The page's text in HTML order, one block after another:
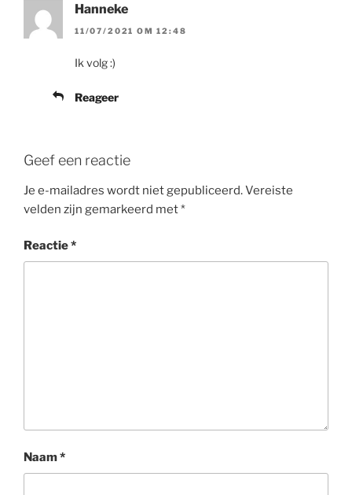
Hanneke
11/07/2021 OM 12:48
Ik volg :)
Reageer
Geef een reactie
Je e-mailadres wordt niet gepubliceerd.Vereiste
velden zijn gemarkeerd met*
Reactie*
Naam*